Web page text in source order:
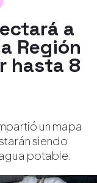
a
Región
hasta 8
un mapa
siendo
potable.